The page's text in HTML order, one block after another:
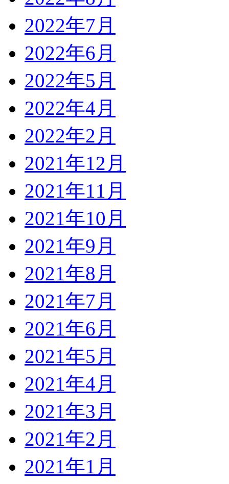
2022年7月
2022年6月
2022年5月
2022年4月
2022年2月
2021年12月
2021年11月
2021年10月
2021年9月
2021年8月
2021年7月
2021年6月
2021年5月
2021年4月
2021年3月
2021年2月
2021年1月